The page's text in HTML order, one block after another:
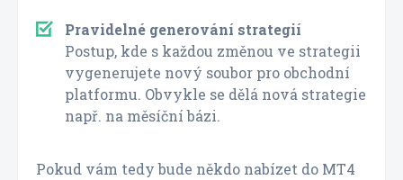
Pravidelné generování strategií
Postup, kde s každou změnou ve strategii
vygenerujete nový soubor pro obchodní
platformu. Obvykle se dělá nová strategie
např. na měsíční bázi.
Pokud vám tedy bude někdo nabízet do MT4